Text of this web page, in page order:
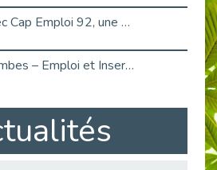
Primark recrute avec Cap Emploi 92, une matinée couronnée de succès !
Job Dating de Colombes – Emploi et Insertion
Aborder l'entretien et la situation de handicap en toute confiance
Retour sur l’atelier « Optimiser sa recherche d’emploi »